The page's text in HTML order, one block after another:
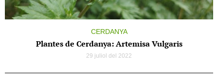
CERDANYA
Plantes de Cerdanya: Artemisa Vulgaris
29 juliol del 2022